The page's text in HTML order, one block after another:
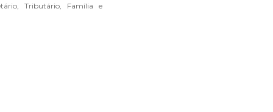
Tributário, Família e